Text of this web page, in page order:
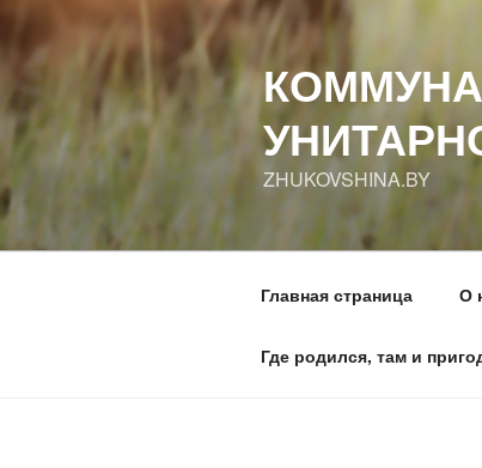
Перейти
содержимому
ZHUKOVSHINA.BY
Главная страница О
Где родился, там и